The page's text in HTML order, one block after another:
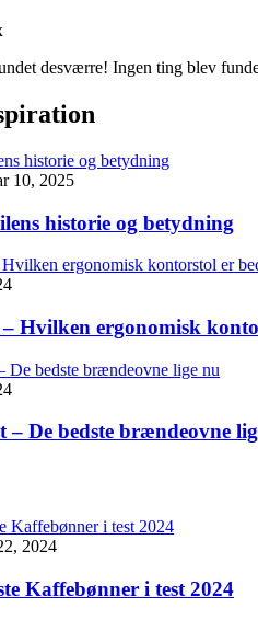
Ingen ting blev
10, 2025
historie og betydning
Hvilken ergonomisk
– De bedste brændeovne
2024
Kaffebønner i test 2024